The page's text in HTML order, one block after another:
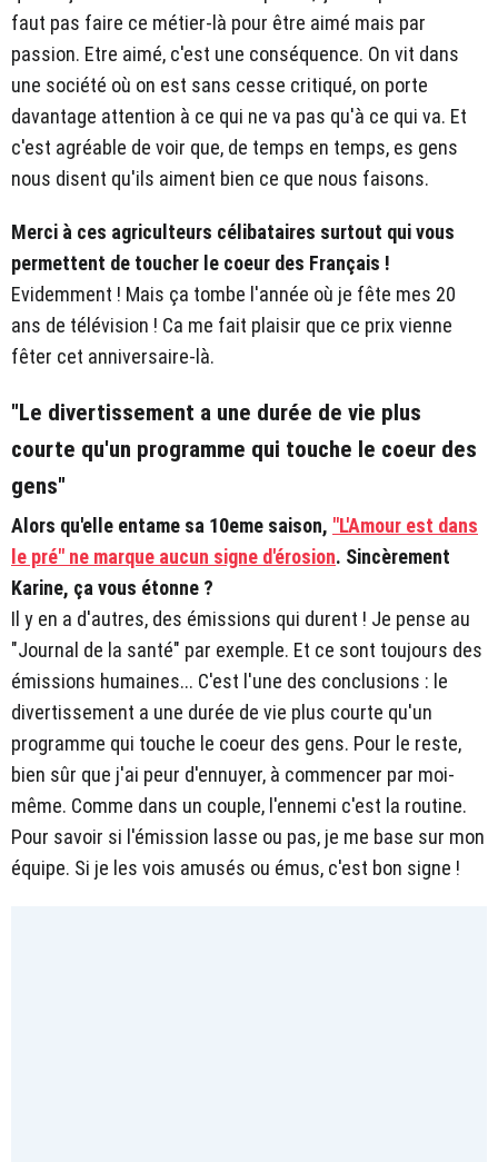
faut pas faire ce métier-là pour être aimé mais par
passion. Etre aimé, c'est une conséquence. On vit dans
une société où on est sans cesse critiqué, on porte
davantage attention à ce qui ne va pas qu'à ce qui va. Et
c'est agréable de voir que, de temps en temps, es gens
nous disent qu'ils aiment bien ce que nous faisons.
Merci à ces agriculteurs célibataires surtout qui vous
permettent de toucher le coeur des Français !
Evidemment ! Mais ça tombe l'année où je fête mes 20
ans de télévision ! Ca me fait plaisir que ce prix vienne
fêter cet anniversaire-là.
"Le divertissement a une durée de vie plus
courte qu'un programme qui touche le coeur des
gens"
Alors qu'elle entame sa 10eme saison, "L'Amour est dans
le pré" ne marque aucun signe d'érosion. Sincèrement
Karine, ça vous étonne ?
Il y en a d'autres, des émissions qui durent ! Je pense au
"Journal de la santé" par exemple. Et ce sont toujours des
émissions humaines... C'est l'une des conclusions : le
divertissement a une durée de vie plus courte qu'un
programme qui touche le coeur des gens. Pour le reste,
bien sûr que j'ai peur d'ennuyer, à commencer par moi-
même. Comme dans un couple, l'ennemi c'est la routine.
Pour savoir si l'émission lasse ou pas, je me base sur mon
équipe. Si je les vois amusés ou émus, c'est bon signe !